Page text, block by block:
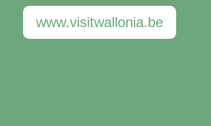
www.visitwallonia.be